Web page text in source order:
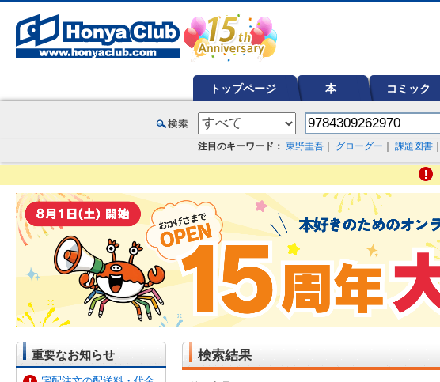
トップページ 本 コミック
注目のキーワード： 東野圭吾 グローグー 課題図書
重要なお知らせ 検索結果